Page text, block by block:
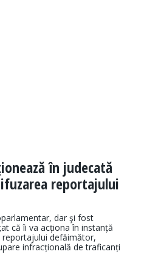
în judecată
reportajului
dar şi fost
că îi va acționa în instanță
defăimător,
infracțională de traficanți